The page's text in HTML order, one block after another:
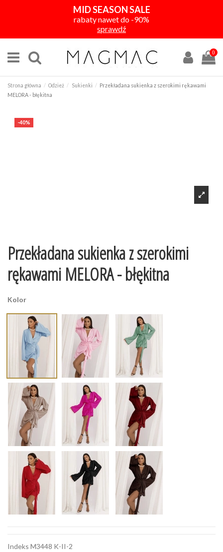
MID SEASON SALE
rabaty nawet do -90%
sprawdź
0
Strona główna Odzież Sukienki
Przekładana sukienka z szerokimi rękawami
MELORA - błękitna
-40%
Przekładana sukienka z szerokimi
rękawami MELORA - błękitna
Kolor
Indeks M3448 K-II-2